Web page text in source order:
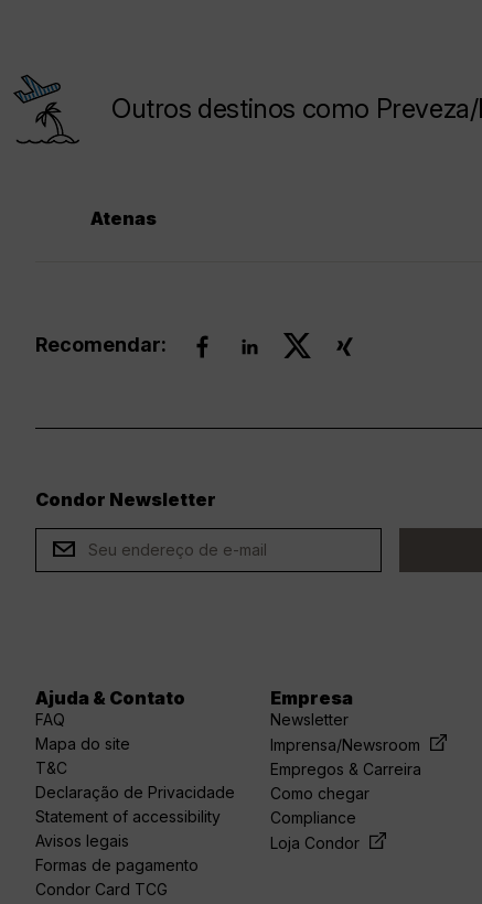
Outros destinos como
Atenas
Recomendar:
Condor Newsletter
Ajuda & Contato
FAQ
Mapa do site
T&C
Declaração de Privacidade
Statement of accessibility
Avisos legais
Formas de pagamento
Condor Card TCG
Empresa
Newsletter
Imprensa/Newsroom
Empregos & Carreira
Como chegar
Compliance
Loja Condor